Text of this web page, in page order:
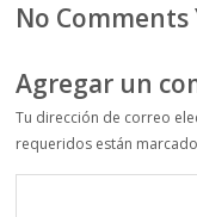
No Comments
Agregar un
Tu dirección de correo
requeridos están